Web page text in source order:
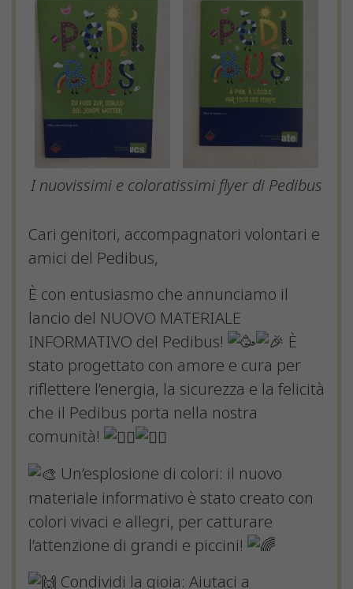
I nuovissimi e coloratissimi flyer di Pedibus
Cari genitori, accompagnatori volontari e
amici del Pedibus,
È con entusiasmo che annunciamo il
lancio del NUOVO MATERIALE
INFORMATIVO del Pedibus!
È
stato progettato con amore e cura per
riflettere l’energia, la sicurezza e la felicità
che il Pedibus porta nella nostra
comunità!
Un’esplosione di colori: il nuovo
materiale informativo è stato creato con
colori vivaci e allegri, per catturare
l’attenzione di grandi e piccini!
Condividi la gioia: Aiutaci a